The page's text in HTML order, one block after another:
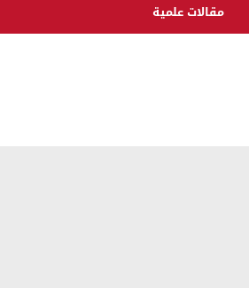
مقالات علمية